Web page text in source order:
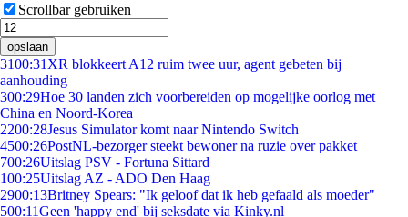
Scrollbar gebruiken
opslaan
3100:31 XR blokkeert A12 ruim twee uur, agent gebeten bij
aanhouding
300:29Hoe 30 landen zich voorbereiden op mogelijke oorlog met
China en Noord-Korea
2200:28Jesus Simulator komt naar Nintendo Switch
4500:26PostNL-bezorger steekt bewoner na ruzie over pakket
700:26Uitslag PSV - Fortuna Sittard
100:25Uitslag AZ - ADO Den Haag
2900:13Britney Spears: "Ik geloof dat ik heb gefaald als moeder"
500:11Geen 'happy end' bij seksdate via Kinky.nl